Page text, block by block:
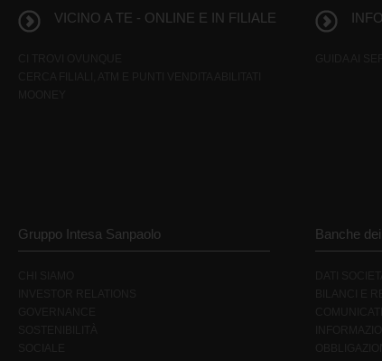
VICINO A TE - ONLINE E IN FILIALE
Gruppo Intesa Sanpaolo Banche